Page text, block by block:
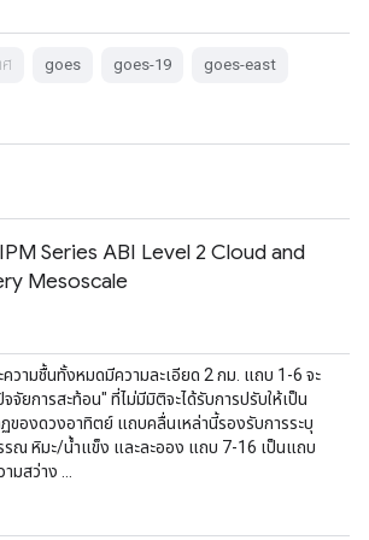
goes goes-19 goes-east
Series ABI Level 2 Cloud and
Mesoscale
ามชื้นทั้งหมดมีความละเอียด 2 กม. แถบ 1-6 จะ
ยการสะท้อน" ที่ไม่มีมิติจะได้รับการปรับให้เป็น
ของดวงอาทิตย์ แถบคลื่นเหล่านี้รองรับการระบุ
ณ หิมะ/น้ำแข็ง และละออง แถบ 7-16 เป็นแถบ
มสว่าง …